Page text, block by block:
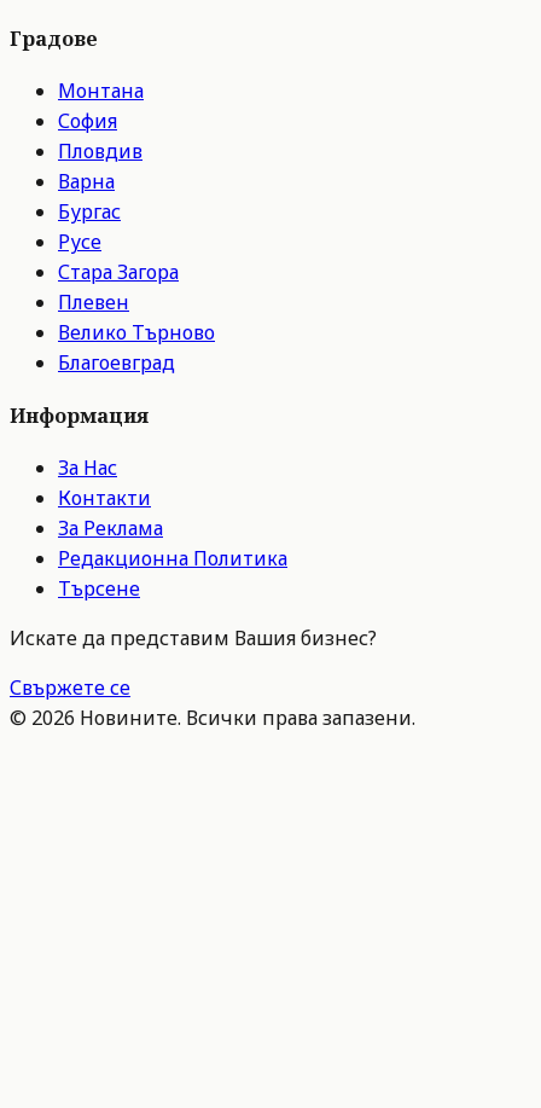
Градове
Монтана
София
Пловдив
Варна
Бургас
Русе
Стара Загора
Плевен
Велико Търново
Благоевград
Информация
За Нас
Контакти
За Реклама
Редакционна Политика
Търсене
Искате да представим Вашия бизнес?
Свържете се
© 2026 Новините. Всички права запазени.